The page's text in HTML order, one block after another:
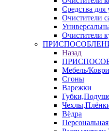
Средства для
Очистители
Очистители
Назад
Мебель/
Сгоны
Варежки
Вёдра